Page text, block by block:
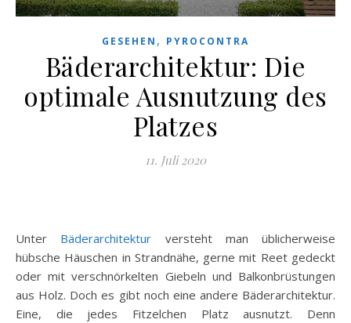
GESEHEN , PYROCONTRA
Bäderarchitektur: Die
optimale Ausnutzung des
Platzes
11. Juli 2020
Unter Bäderarchitektur versteht man üblicherweise
hübsche Häuschen in Strandnähe, gerne mit Reet gedeckt
oder mit verschnörkelten Giebeln und Balkonbrüstungen
aus Holz. Doch es gibt noch eine andere Bäderarchitektur.
Eine, die jedes Fitzelchen Platz ausnutzt. Denn